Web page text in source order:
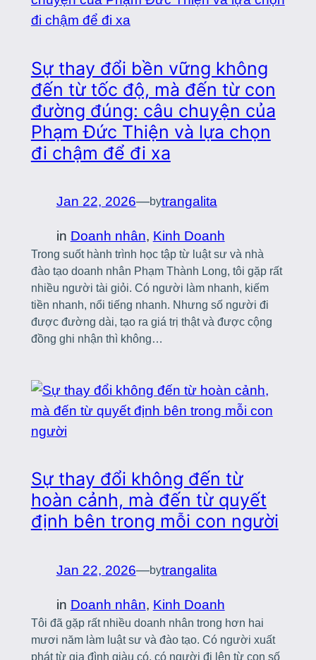
Sự thay đổi bền vững không
đến từ tốc độ, mà đến từ con
đường đúng: câu chuyện của
Phạm Đức Thiện và lựa chọn
đi chậm để đi xa
Jan 22, 2026—bytrangalita
in Doanh nhân, Kinh Doanh
Trong suốt hành trình học tập từ luật sư và nhà
đào tạo doanh nhân Phạm Thành Long, tôi gặp rất
nhiều người tài giỏi. Có người làm nhanh, kiếm
tiền nhanh, nổi tiếng nhanh. Nhưng số người đi
được đường dài, tạo ra giá trị thật và được cộng
đồng ghi nhận thì không…
Sự thay đổi không đến từ
hoàn cảnh, mà đến từ quyết
định bên trong mỗi con người
Jan 22, 2026—bytrangalita
in Doanh nhân, Kinh Doanh
Tôi đã gặp rất nhiều doanh nhân trong hơn hai
mươi năm làm luật sư và đào tạo. Có người xuất
phát từ gia đình giàu có, có người đi lên từ con số